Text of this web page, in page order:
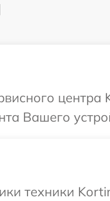
Вашего
техники